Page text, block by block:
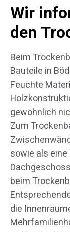
Wir
den
Beim
Bauteile in
Feuchte
gewöhnlich
Zum
sowie als
beim
die